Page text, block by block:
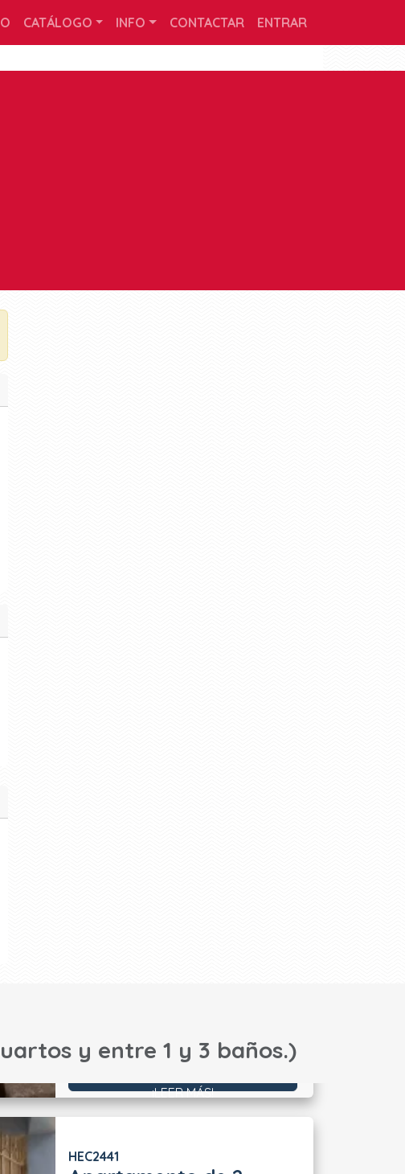
CATÁLOGO INFO CONTACTAR ENTRAR
y entre 1 y 3 baños.)
¡LEER MÁS!
HEC2441